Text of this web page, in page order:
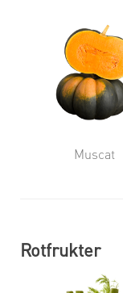
Muscat
Rotfrukter